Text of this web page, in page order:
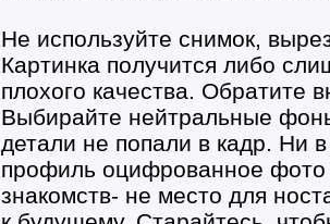
Не используйте снимок,
Картинка получится либо
плохого качества. Обратите
Выбирайте нейтральные
детали не попали в кадр. Ни
профиль оцифрованное
знакомств- не место для